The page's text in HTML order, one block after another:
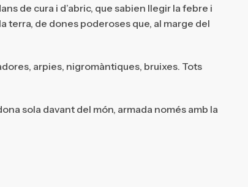
de cura i d’abric, que sabien llegir la febre i
terra, de dones poderoses que, al marge del
arpies, nigromàntiques, bruixes. Tots
sola davant del món, armada només amb la